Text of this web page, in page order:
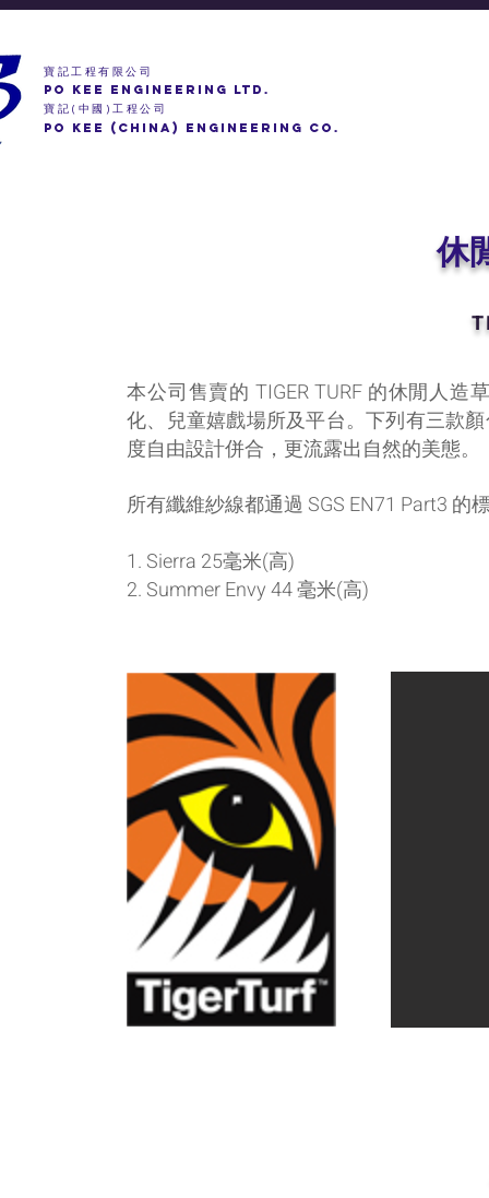
寶記工程有限公司
PO KEE ENGINEERING LTD.
寶記 ( 中國 ) 工程公司
PO KEE (CHINA) ENGINEERING CO.
休
本公司售賣的 TIGER TURF 的休閒人
化、兒童嬉戲場所及平台。下列有三款
度自由設計併合，更流露出自然的美態。
所有纖維紗線都通過 SGS EN71 Part3
1. Sierra 25毫米(高)
2. Summer Envy 44 毫米(高)